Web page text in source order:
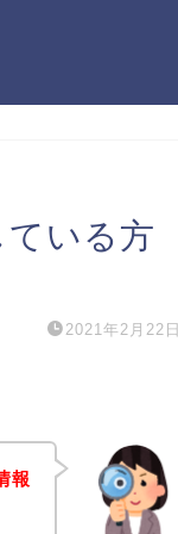
いる方
2021年2月22日
報